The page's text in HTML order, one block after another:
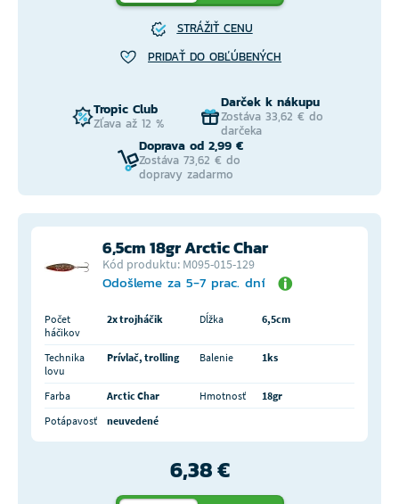
STRÁŽIŤ CENU
PRIDAŤ DO OBĽÚBENÝCH
Tropic Club
Zľava až 12 %
Darček k nákupu
Zostáva 33,62 € do
darčeka
Doprava od 2,99 €
Zostáva 73,62 € do
dopravy zadarmo
6,5cm 18gr Arctic Char
Kód produktu: M095-015-129
Odošleme za 5-7 prac. dní
Počet
háčikov
2x trojháčik Dĺžka 6,5cm
Technika
lovu
Prívlač, trolling Balenie 1ks
Farba Arctic Char Hmotnosť
18gr
Potápavosť
neuvedené
6,38 €